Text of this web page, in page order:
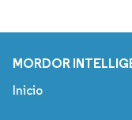
MORDOR
Inicio